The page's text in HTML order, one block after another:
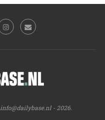
info@dailybase.nl- 2026.